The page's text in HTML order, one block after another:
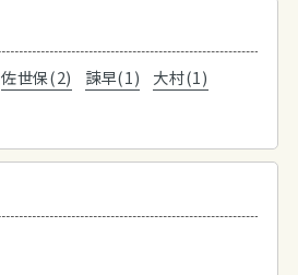
佐世保(2) 諫早(1)
大村(1)